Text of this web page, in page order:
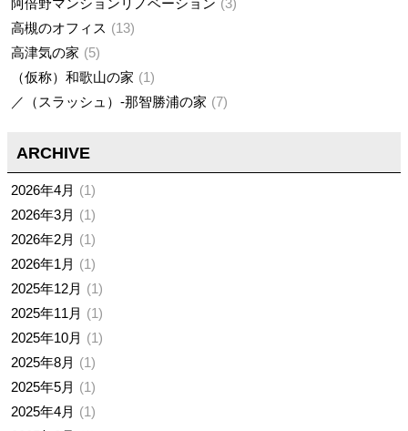
阿倍野マンションリノベーション
3
高槻のオフィス
13
高津気の家
5
（仮称）和歌山の家
1
／（スラッシュ）-那智勝浦の家
7
ARCHIVE
2026年4月
1
2026年3月
1
2026年2月
1
2026年1月
1
2025年12月
1
2025年11月
1
2025年10月
1
2025年8月
1
2025年5月
1
2025年4月
1